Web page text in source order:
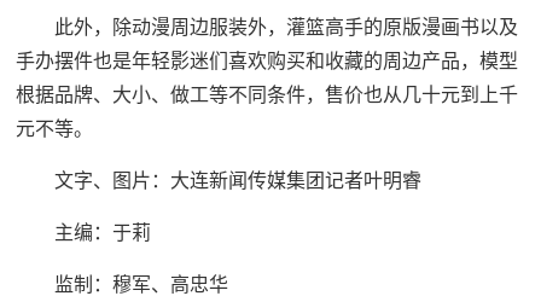
此外，除动漫周边服装外，灌篮高手的原版漫画书以及
手办摆件也是年轻影迷们喜欢购买和收藏的周边产品，模型
根据品牌、大小、做工等不同条件，售价也从几十元到上千
元不等。
文字、图片：大连新闻传媒集团记者叶明睿
主编：于莉‍‍‍
监制：穆军、高忠华